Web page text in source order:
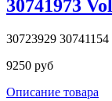
30741973
30723929
9250 руб
Описание товара